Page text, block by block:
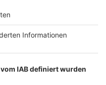
am Bahnhof
hält an